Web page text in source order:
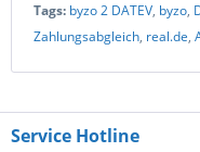
Tags: byzo 2 DATEV, byzo,
Zahlungsabgleich, real.de,
Service Hotline